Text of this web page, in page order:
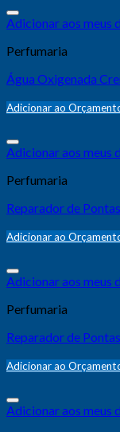
Adicionar aos meus
Perfumaria
Água Oxigenada
Adicionar ao
Adicionar aos meus
Perfumaria
Reparador de
Adicionar ao
Adicionar aos meus
Perfumaria
Reparador de
Adicionar ao
Adicionar aos meus